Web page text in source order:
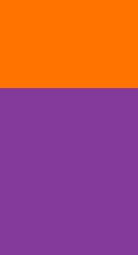
Você pode doar
Leopoldina –
das